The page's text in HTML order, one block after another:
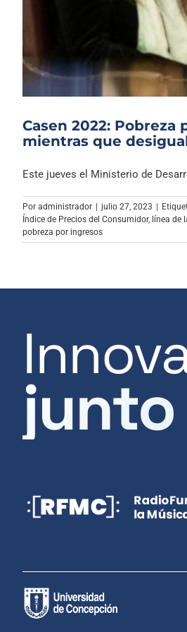
Casen 2022:
mientras que
Este jueves el Ministerio de
Por administrador | julio 27, 2023 |
Índice de Precios del Consumidor, línea de
pobreza por ingresos